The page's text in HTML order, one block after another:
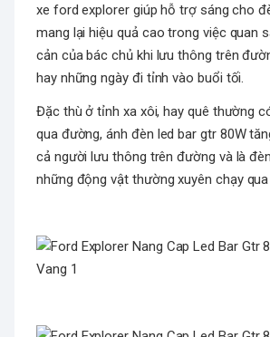
xe ford explorer giúp hỗ trợ sáng cho
mang lại hiệu quả cao trong việc quan
cản của bác chủ khi lưu thông trên
hay những ngày đi tỉnh vào buổi tối.
Đặc thù ở tỉnh xa xôi, hay quê thường
qua đường, ánh đèn led bar gtr 80W
cả người lưu thông trên đường và là
những động vật thường xuyên chạy